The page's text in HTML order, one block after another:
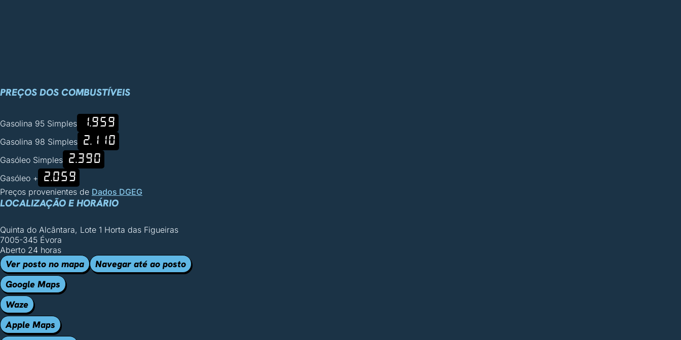
PREÇOS DOS COMBUSTÍVEIS
Gasolina 95 Simples 1.959
Gasolina 98 Simples 2.110
Gasóleo Simples 2.390
Gasóleo + 2.059
Preços provenientes de Dados DGEG
LOCALIZAÇÃO E HORÁRIO
Quinta do Alcântara, Lote 1 Horta das Figueiras
7005-345 Évora
Aberto 24 horas
Ver posto no mapa
Navegar até ao posto
Google Maps
Waze
Apple Maps